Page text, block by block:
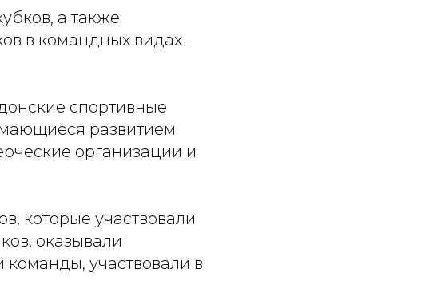
а также
в командных видах
спортивные
развитием
организации и
которые участвовали
оказывали
участвовали в